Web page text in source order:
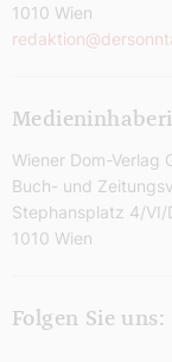
1010 Wien
Wiener Dom-Verlag
Buch- und
Stephansplatz 4/VI/
1010 Wien
Folgen Sie uns: